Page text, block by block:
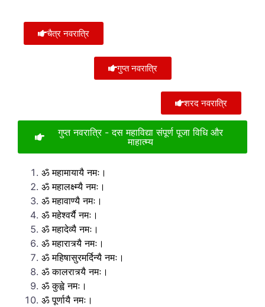
चैत्र नवरात्रि
गुप्त नवरात्रि
शरद नवरात्रि
गुप्त नवरात्रि - दस महाविद्या संपूर्ण पूजा विधि और
माहात्म्य
ॐ महामायायै नमः।
ॐ महालक्ष्म्यै नमः।
ॐ महावाण्यै नमः।
ॐ महेश्वर्यै नमः।
ॐ महादेव्यै नमः।
ॐ महारात्र्यै नमः।
ॐ महिषासुरमर्दिन्यै नमः।
ॐ कालरात्र्यै नमः।
ॐ कुह्वे नमः।
ॐ पूर्णायै नमः।